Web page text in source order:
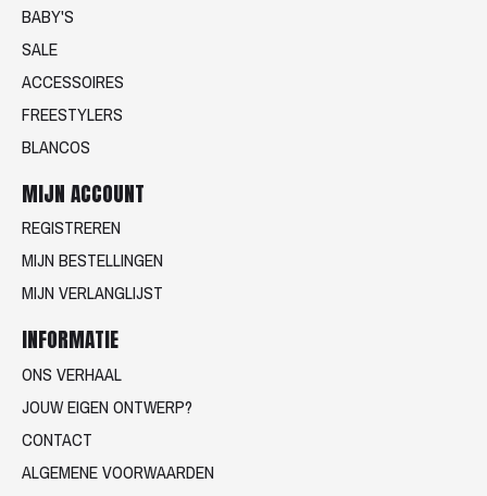
BABY'S
SALE
ACCESSOIRES
FREESTYLERS
BLANCOS
MIJN ACCOUNT
REGISTREREN
MIJN BESTELLINGEN
MIJN VERLANGLIJST
INFORMATIE
ONS VERHAAL
JOUW EIGEN ONTWERP?
CONTACT
ALGEMENE VOORWAARDEN